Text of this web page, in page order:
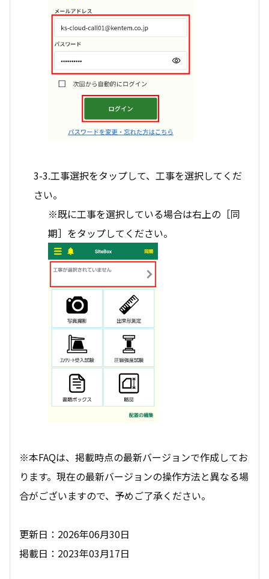
3-3.工事選択をタップして、工事を選択してくだ
さい。
※既に工事を選択している場合は右上の［同
期］をタップしてください。
※本FAQは、掲載時点の最新バージョンで作成してお
ります。現在の最新バージョンの操作方法と異なる場
合がございますので、予めご了承ください。
更新日：2026年06月30日
掲載日：2023年03月17日